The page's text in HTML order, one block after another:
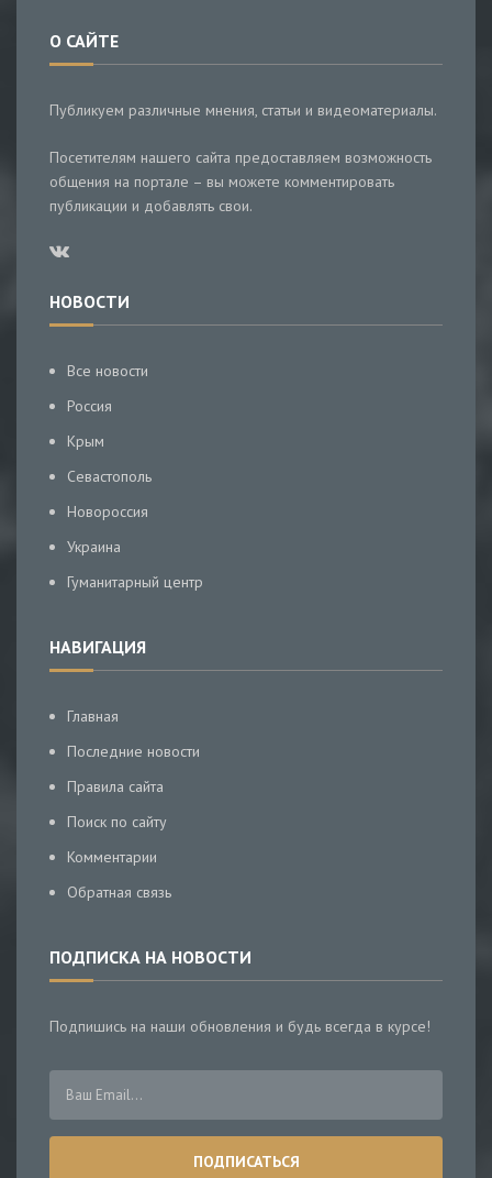
О САЙТЕ
Публикуем различные мнения, статьи и видеоматериалы.
Посетителям нашего сайта предоставляем возможность
общения на портале – вы можете комментировать
публикации и добавлять свои.
НОВОСТИ
Все новости
Россия
Крым
Севастополь
Новороссия
Украина
Гуманитарный центр
НАВИГАЦИЯ
Главная
Последние новости
Правила сайта
Поиск по сайту
Комментарии
Обратная связь
ПОДПИСКА НА НОВОСТИ
Подпишись на наши обновления и будь всегда в курсе!